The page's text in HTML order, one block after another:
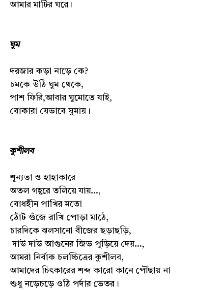
আমার মাটির ঘরে।
ঘুম
দরজার কড়া নাড়ে কে?
চমকে উঠি ঘুম থেকে,
পাশ ফিরি,আবার ঘুমোতে যাই,
বোকারা যেভাবে ঘুমায়।
কুশীলব
শূন্যতা ও হাহাকারে
অতল গহ্বরে তলিয়ে যায়...,
বোধহীন পাখির মতো
ঠোঁট গুঁজে রাখি পোড়া মাঠে,
চারদিকে ঝলসানো বীজের ছড়াছড়ি,
দাউ দাউ আগুনের জিভ পুড়িয়ে দেয়...,
আমরা নির্বাক চলচ্চিত্রের কুশীলব,
আমাদের চিৎকারের শব্দ কারো কানে পৌঁছায় না
শুধু নড়েচড়ে ওঠি পর্দার ভেতর।